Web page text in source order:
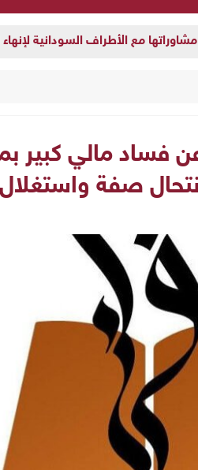
مع الأطراف السودانية لإنهاء
لإدارة سجلات موظفي الدولة
مالي كبير
صفة